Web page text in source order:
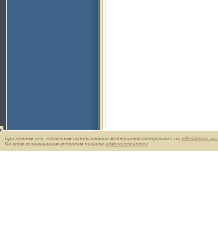
При полном или частичном использовании материалов гиперссылка на «Reshetoria.ru»
По всем возникающим вопросам пишите администратору.